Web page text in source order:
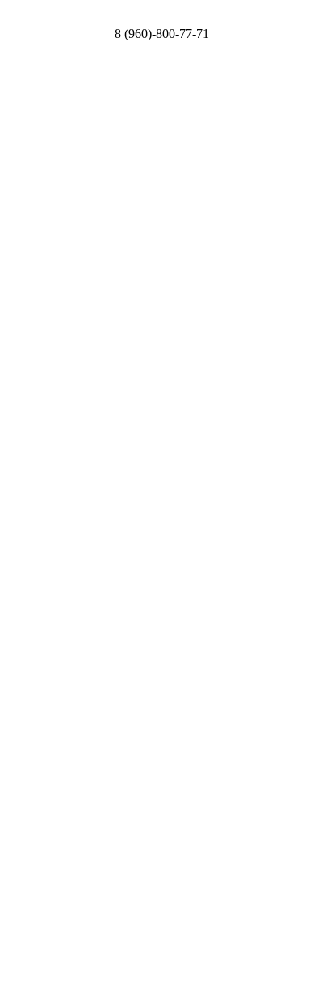
8 (960)-800-77-71